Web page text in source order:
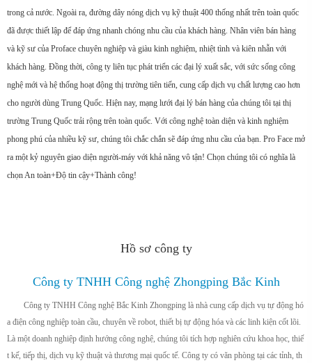
trong cả nước. Ngoài ra, đường dây nóng dịch vụ kỹ thuật 400 thống nhất trên toàn quốc
đã được thiết lập để đáp ứng nhanh chóng nhu cầu của khách hàng. Nhân viên bán hàng
và kỹ sư của Proface chuyên nghiệp và giàu kinh nghiệm, nhiệt tình và kiên nhẫn với
khách hàng. Đồng thời, công ty liên tục phát triển các đại lý xuất sắc, với sức sống công
nghệ mới và hệ thống hoạt động thị trường tiên tiến, cung cấp dịch vụ chất lượng cao hơn
cho người dùng Trung Quốc. Hiện nay, mạng lưới đại lý bán hàng của chúng tôi tại thị
trường Trung Quốc trải rộng trên toàn quốc. Với công nghệ toàn diện và kinh nghiệm
phong phú của nhiều kỹ sư, chúng tôi chắc chắn sẽ đáp ứng nhu cầu của bạn. Pro Face mở
ra một kỷ nguyên giao diện người-máy với khả năng vô tận! Chọn chúng tôi có nghĩa là
chọn An toàn+Độ tin cậy+Thành công!
Hồ sơ công ty
Công ty TNHH Công nghệ Zhongping Bắc Kinh
Công ty TNHH Công nghệ Bắc Kinh Zhongping là nhà cung cấp dịch vụ tự động hó
a điện công nghiệp toàn cầu, chuyên về robot, thiết bị tự động hóa và các linh kiện cốt lõi.
Là một doanh nghiệp định hướng công nghệ, chúng tôi tích hợp nghiên cứu khoa học, thiế
t kế, tiếp thị, dịch vụ kỹ thuật và thương mại quốc tế. Công ty có văn phòng tại các tỉnh, th